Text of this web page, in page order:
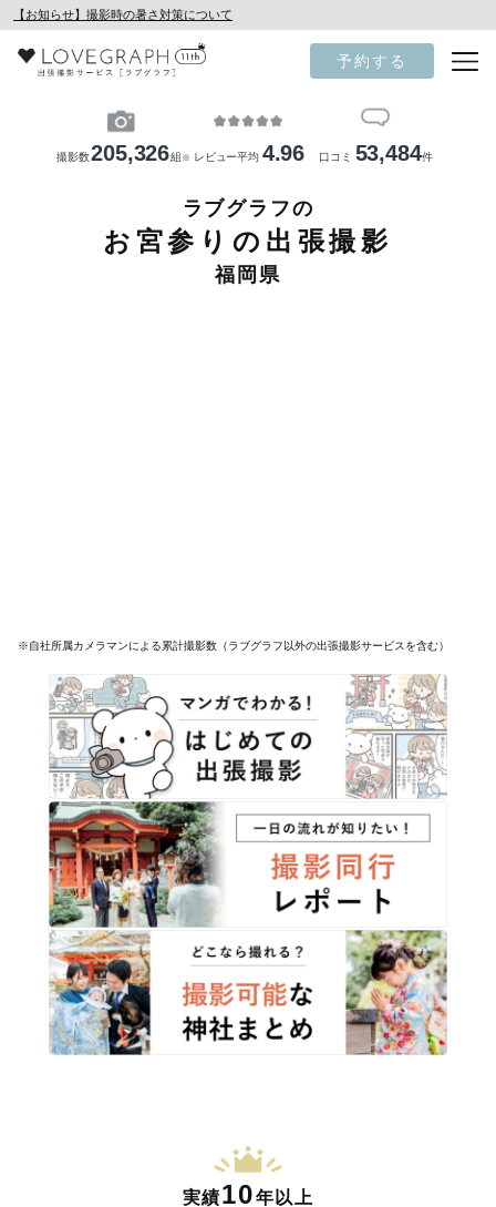
【お知らせ】撮影時の暑さ対策について
予約する
撮影数205,326組 ※ レビュー平均 4.96 口コミ 53,484件
ラブグラフの
お宮参りの出張撮影
福岡県
※自社所属カメラマンによる累計撮影数（ラブグラフ以外の出張撮影サービスを含む）
実績10年以上